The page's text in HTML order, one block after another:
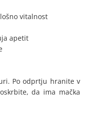
vitalnost
apetit
Po odprtju hranite v
da ima mačka